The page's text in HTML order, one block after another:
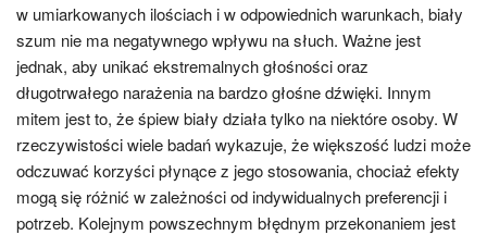
w umiarkowanych ilościach i w odpowiednich warunkach, biały
szum nie ma negatywnego wpływu na słuch. Ważne jest
jednak, aby unikać ekstremalnych głośności oraz
długotrwałego narażenia na bardzo głośne dźwięki. Innym
mitem jest to, że śpiew biały działa tylko na niektóre osoby. W
rzeczywistości wiele badań wykazuje, że większość ludzi może
odczuwać korzyści płynące z jego stosowania, chociaż efekty
mogą się różnić w zależności od indywidualnych preferencji i
potrzeb. Kolejnym powszechnym błędnym przekonaniem jest